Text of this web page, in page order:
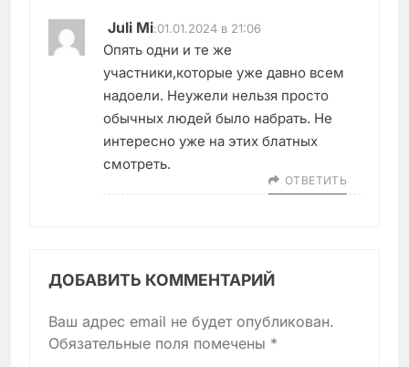
Juli Mi:01.01.2024 в 21:06
Опять одни и те же
участники,которые уже давно всем
надоели. Неужели нельзя просто
обычных людей было набрать. Не
интересно уже на этих блатных
смотреть.
ОТВЕТИТЬ
ДОБАВИТЬ КОММЕНТАРИЙ
Ваш адрес email не будет опубликован.
Обязательные поля помечены *